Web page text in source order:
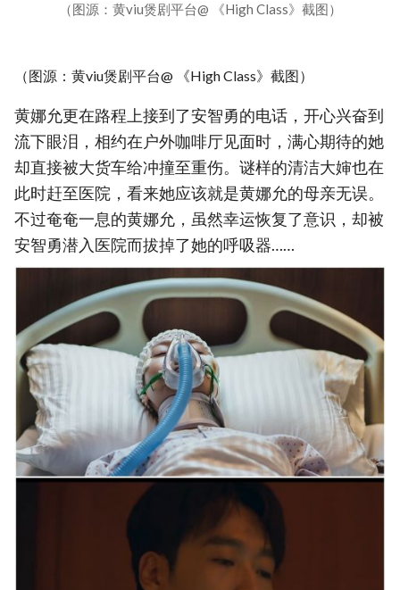
（图源：黄viu煲剧平台@ 《High Class》截图）
（图源：黄viu煲剧平台@ 《High Class》截图）
黄娜允更在路程上接到了安智勇的电话，开心兴奋到
流下眼泪，相约在户外咖啡厅见面时，满心期待的她
却直接被大货车给冲撞至重伤。谜样的清洁大婶也在
此时赶至医院，看来她应该就是黄娜允的母亲无误。
不过奄奄一息的黄娜允，虽然幸运恢复了意识，却被
安智勇潜入医院而拔掉了她的呼吸器……